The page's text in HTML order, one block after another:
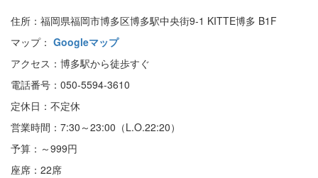
住所：福岡県福岡市博多区博多駅中央街9-1 KITTE博多 B1F
マップ： Googleマップ
アクセス：博多駅から徒歩すぐ
電話番号：050-5594-3610
定休日：不定休
営業時間：7:30～23:00（L.O.22:20）
予算：～999円
座席：22席